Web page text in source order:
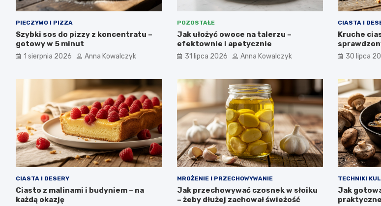
PIECZYWO I PIZZA
Szybki sos do pizzy z koncentratu –
gotowy w 5 minut
1 sierpnia 2026 Anna Kowalczyk
POZOSTAŁE
Jak ułożyć owoce na talerzu –
efektownie i apetycznie
31 lipca 2026 Anna Kowalczyk
CIASTA I
Kruche
30 lipca
CIASTA I DESERY
Ciasto z malinami i budyniem – na
każdą okazję
MROŻENIE I PRZECHOWYWANIE
Jak przechowywać czosnek w słoiku
– żeby dłużej zachował świeżość
TECHNIKI
Jak